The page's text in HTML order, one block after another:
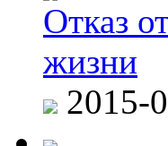
Отказ
жизни
2015-